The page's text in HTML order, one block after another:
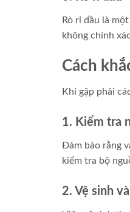
Rò rỉ dầu là
không chính
Cách
Khi gặp phải
1. Kiểm tra
Đảm bảo rằng
kiểm tra bộ
2. Vệ sinh